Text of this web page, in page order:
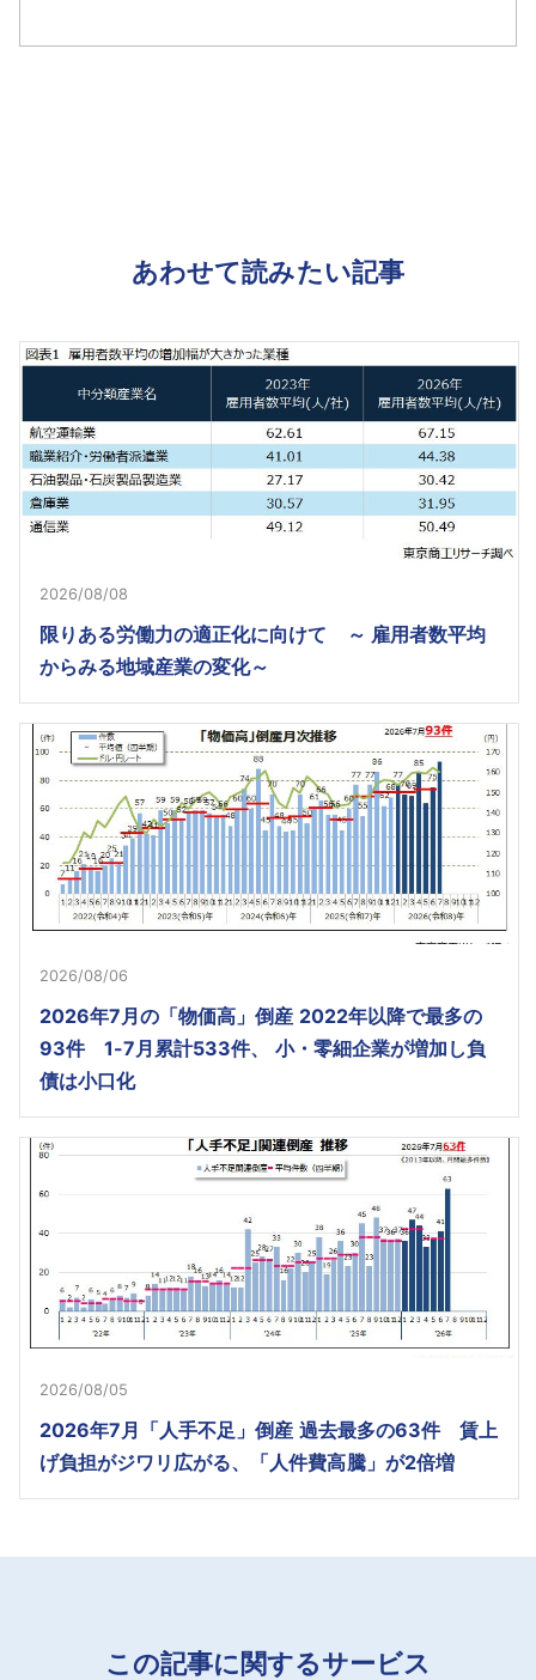
あわせて読みたい記事
2026/08/08
限りある労働力の適正化に向けて ～ 雇用者数平均
からみる地域産業の変化～
2026/08/06
2026年7月の「物価高」倒産 2022年以降で最多の
93件 1-7月累計533件、 小・零細企業が増加し負
債は小口化
2026/08/05
2026年7月「人手不足」倒産 過去最多の63件 賃上
げ負担がジワリ広がる、「人件費高騰」が2倍増
この記事に関するサービス